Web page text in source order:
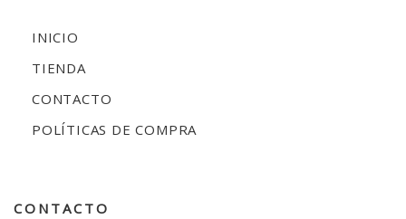
INICIO
TIENDA
CONTACTO
POLÍTICAS DE COMPRA
CONTACTO